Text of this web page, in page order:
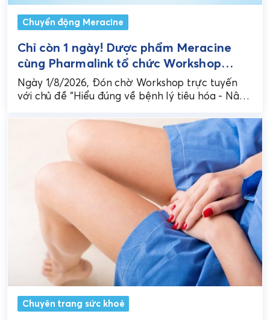
Chuyển động Meracine
Chỉ còn 1 ngày! Dược phẩm Meracine
cùng Pharmalink tổ chức Workshop
chuyên sâu về bệnh lý tiêu hóa cho Dược
sĩ nhà thuốc
Ngày 1/8/2026, Đón chờ Workshop trực tuyến
với chủ đề “Hiểu đúng về bệnh lý tiêu hóa - Nâng
Chuyên trang sức khoẻ